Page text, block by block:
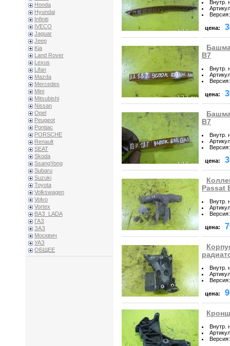
Honda
Hyundai
Infiniti
IVECO
Jaguar
Jeep
Kia
Land Rover
Lexus
Lifan
Mazda
Mercedes
Mini
Mitsubishi
Nissan
Opel
Peugeot
Pontiac
PORSCHE
Renault
SEAT
Skoda
SsangYong
Subaru
Suzuki
Toyota
Volkswagen
Volvo
Vortex
ВАЗ_LADA
ГАЗ
ЗАЗ
Москвич
УАЗ
ОБЩЕЕ
Внутр.
Артикул
Версия:
цена:
B7
Внутр.
Артикул
Версия:
цена:
B7
Внутр.
Артикул
Версия:
цена:
Passat
Внутр.
Артикул
Версия:
цена:
Внутр.
Артикул
Версия:
цена:
Внутр.
Артикул
Версия: